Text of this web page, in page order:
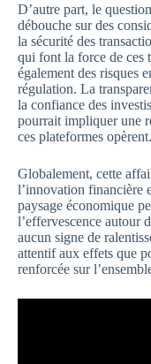
D’autre part, le
débouche sur des
la sécurité des
qui font la force de ces
également des risques
régulation. La
la confiance des
pourrait impliquer une
ces plateformes opèrent.
Globalement, cette
l’innovation financière
paysage économique
l’effervescence autour
aucun signe de
attentif aux effets que
renforcée sur